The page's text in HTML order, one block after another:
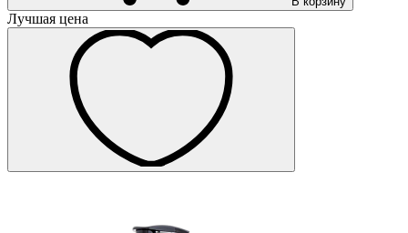
Лучшая цена